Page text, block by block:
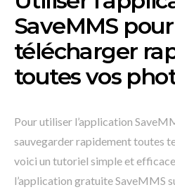
SaveMMS pour
télécharger
toutes vos
Pour utiliser l’application
sauvegarder rapidement toutes
voici un tutoriel simple et
l’application gratuite SaveMMS